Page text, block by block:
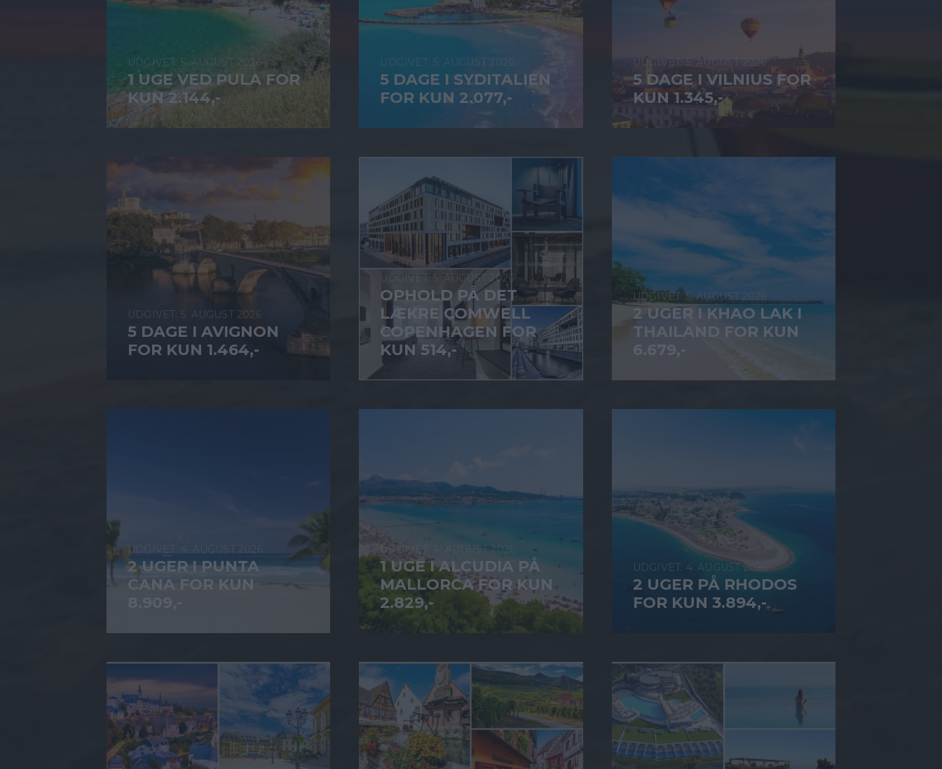
5. AUGUST 2026
1 UGE VED PULA FOR
KUN 2.144,-
5. AUGUST 2026
5 DAGE I SYDITALIEN
FOR KUN 2.077,-
5. AUGUST 2026
5 DAGE I VILNIUS FOR
KUN 1.345,-
5. AUGUST 2026
5 DAGE I AVIGNON
FOR KUN 1.464,-
5. AUGUST 2026
OPHOLD PÅ DET
LÆKRE COMWELL
COPENHAGEN FOR
KUN 514,-
5. AUGUST 2026
2 UGER I KHAO LAK I
THAILAND FOR KUN
2 UGER I PUNTA
CANA FOR KUN
4. AUGUST 2026
1 UGE I ALCUDIA PÅ
MALLORCA FOR KUN
2.829,-
4. AUGUST 2026
2 UGER PÅ RHODOS
FOR KUN 3.894,-